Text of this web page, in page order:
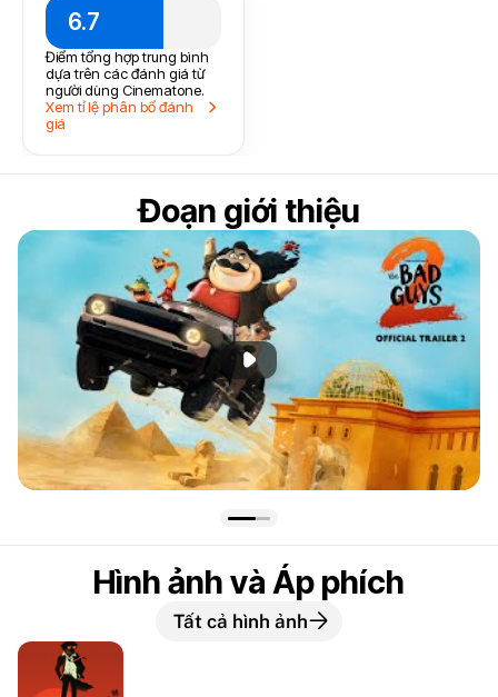
6.7
Điểm tổng hợp trung bình
dựa trên các đánh giá từ
người dùng Cinematone.
Xem tỉ lệ phân bổ đánh
giá
Đoạn giới thiệu
Phát đoạn giới thiệu
Hình ảnh và Áp phích
Tất cả hình ảnh